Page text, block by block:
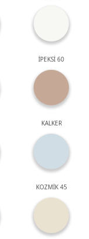
İPEKSİ 60
KALKER
KOZMİK 45